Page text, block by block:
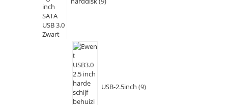
USB-2.5inch 9